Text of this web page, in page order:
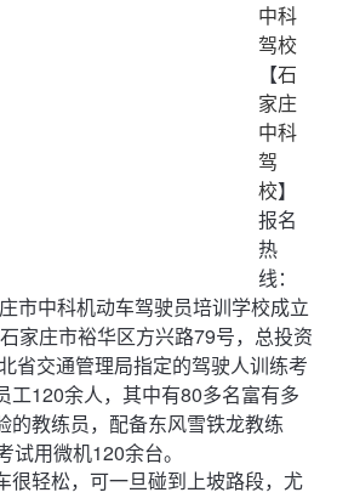
中科
驾校
【石
家庄
中科
驾
校】
报名
热
线：
市中科机动车驾驶员培训学校成立
家庄市裕华区方兴路79号，总投资
省交通管理局指定的驾驶人训练考
工120余人，其中有80多名富有多
的教练员，配备东风雪铁龙教练
试用微机120余台。
很轻松，可一旦碰到上坡路段，尤